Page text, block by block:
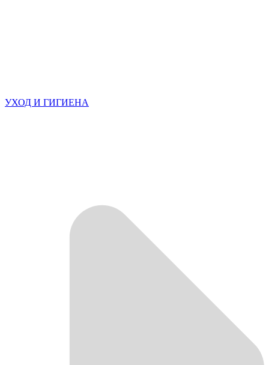
УХОД И ГИГИЕНА